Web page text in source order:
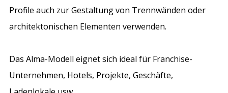
Profile auch zur Gestaltung von Trennwänden oder
architektonischen Elementen verwenden.
Das Alma-Modell eignet sich ideal für Franchise-
Unternehmen, Hotels, Projekte, Geschäfte,